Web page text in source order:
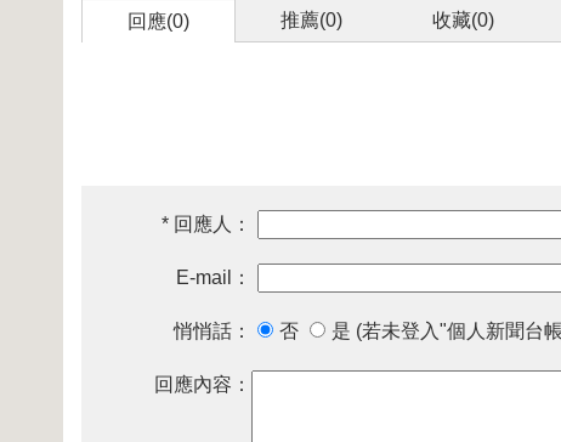
回應(0) 推薦(0) 收藏(0)
* 回應人：
E-mail：
悄悄話： 否 是 (若未登入"個人新聞台
回應內容：